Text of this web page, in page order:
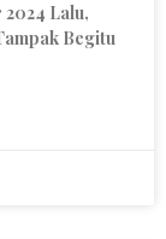
2024 Lalu,
Begitu